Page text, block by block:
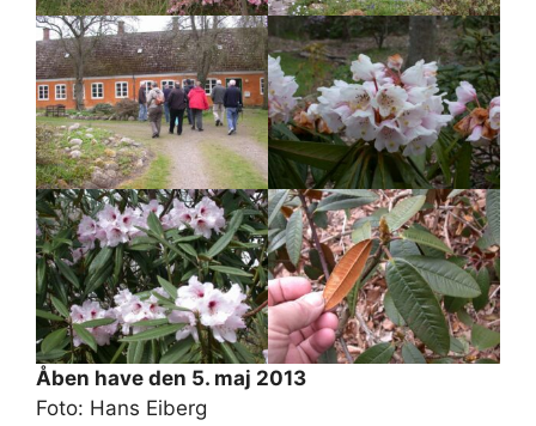
Åben have den 5. maj 2013
Foto: Hans Eiberg